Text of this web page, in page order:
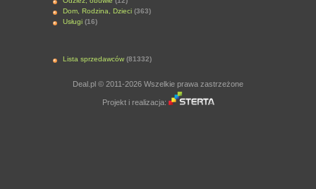
Dom, Rodzina, Dzieci (363)
Usługi (16)
Lista sprzedawców (81332)
Deal.pl © 2011-2026 Wszelkie prawa zastrzeżone
Projekt i realizacja: